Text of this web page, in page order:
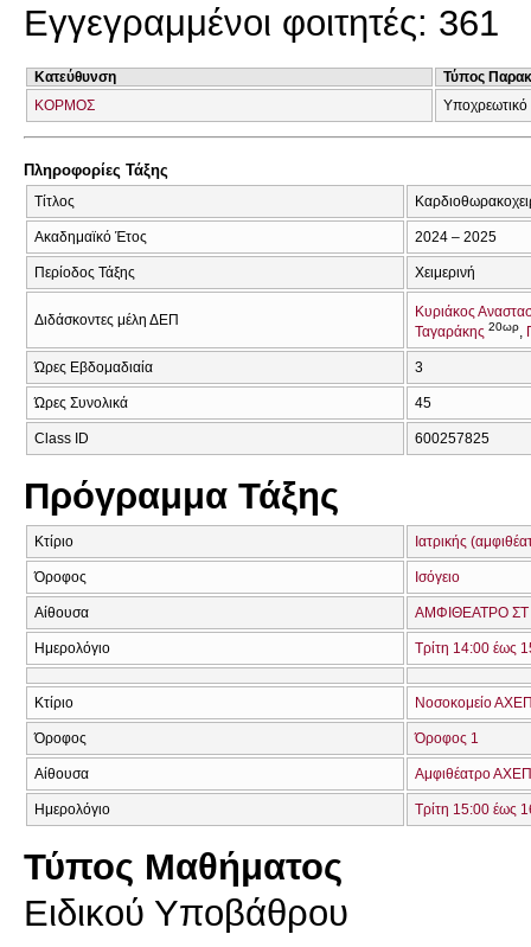
Εγγεγραμμένοι φοιτητές: 361
Κατεύθυνση
Τύπος
ΚΟΡΜΟΣ
Υποχρεωτικό
Πληροφορίες Τάξης
Τίτλος
Ακαδημαϊκό Έτος 2024 – 2025
Περίοδος Τάξης Χειμερινή
Διδάσκοντες μέλη ΔΕΠ
Κυριάκος
Ταγαράκης 20ωρ
Ώρες Εβδομαδιαία 3
Ώρες Συνολικά 45
Class ID 600257825
Πρόγραμμα Τάξης
Κτίριο Ιατρικής
Όροφος Ισόγειο
Αίθουσα ΑΜΦΙΘΕΑΤΡΟ ΣΤ
Ημερολόγιο Τρίτη 14:00 έως
Κτίριο Νοσοκομείο
Όροφος Όροφος 1
Αίθουσα Aμφιθέατρο
Ημερολόγιο Τρίτη 15:00 έως
Τύπος Μαθήματος
Ειδικού Υποβάθρου